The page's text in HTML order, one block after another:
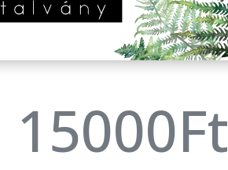
15000Ft